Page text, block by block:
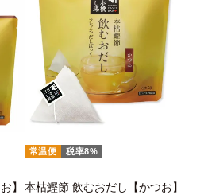
】
常温便 税率8%
本枯鰹節 飲むおだし【かつお】